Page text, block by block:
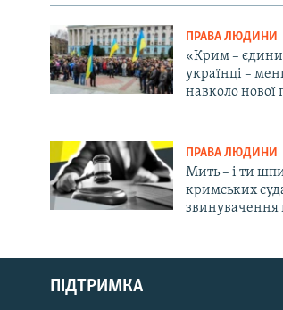
Русский
Qırımtatar
ПРАВА ЛЮДИНИ
«Крим –
українці –
навколо нової
ПРАВА ЛЮДИНИ
Мить – і ти
кримських
звинувачення
ПІДТРИМКА